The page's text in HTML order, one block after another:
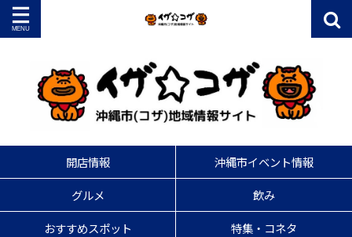
開店情報
沖縄市イベント情報
グルメ
飲み
おすすめスポット
特集・コネタ